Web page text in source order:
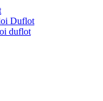
Duflot
duflot